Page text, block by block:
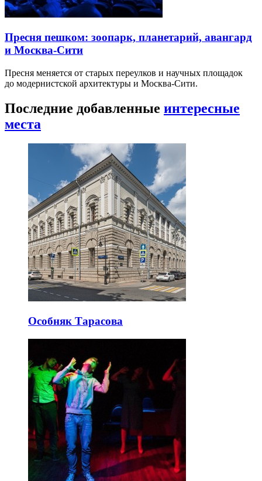
Пресня пешком: зоопарк, планетарий, авангард
и Москва-Сити
Пресня меняется от старых переулков и научных площадок
до модернистской архитектуры и Москва-Сити.
Последние добавленные интересные
места
Особняк Тарасова